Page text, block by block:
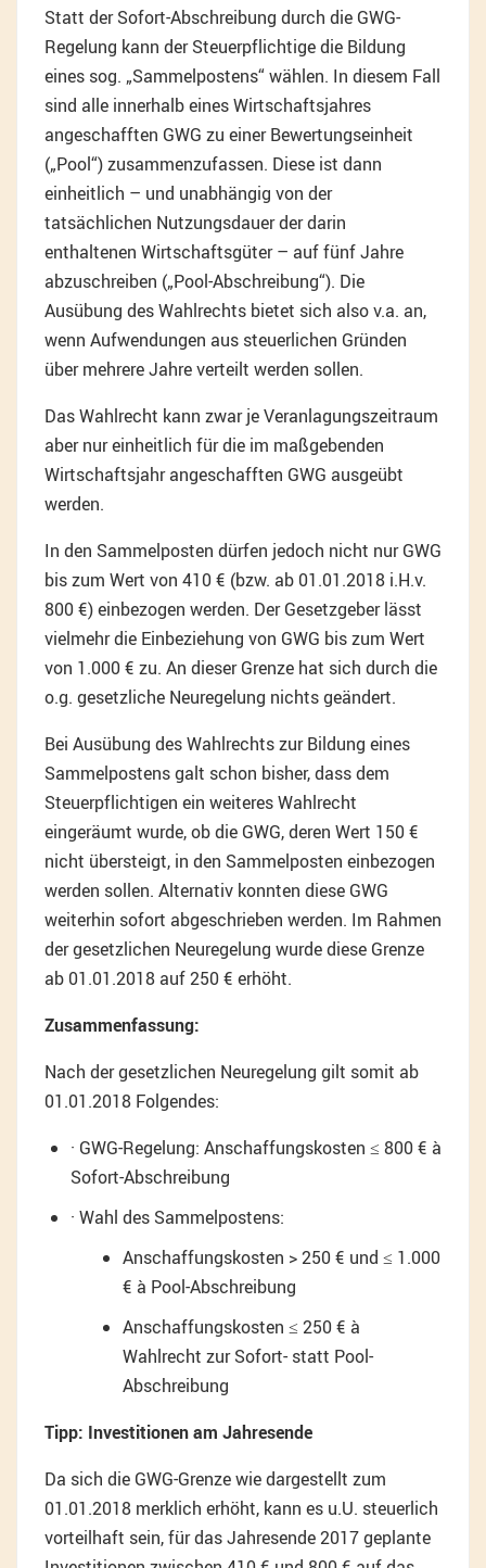
Statt der Sofort-Abschreibung durch die GWG-
Regelung kann der Steuerpflichtige die Bildung
eines sog. „Sammelpostens“ wählen. In diesem Fall
sind alle innerhalb eines Wirtschaftsjahres
angeschafften GWG zu einer Bewertungseinheit
(„Pool“) zusammenzufassen. Diese ist dann
einheitlich – und unabhängig von der
tatsächlichen Nutzungsdauer der darin
enthaltenen Wirtschaftsgüter – auf fünf Jahre
abzuschreiben („Pool-Abschreibung“). Die
Ausübung des Wahlrechts bietet sich also v.a. an,
wenn Aufwendungen aus steuerlichen Gründen
über mehrere Jahre verteilt werden sollen.
Das Wahlrecht kann zwar je Veranlagungszeitraum
aber nur einheitlich für die im maßgebenden
Wirtschaftsjahr angeschafften GWG ausgeübt
werden.
In den Sammelposten dürfen jedoch nicht nur GWG
bis zum Wert von 410 € (bzw. ab 01.01.2018 i.H.v.
800 €) einbezogen werden. Der Gesetzgeber lässt
vielmehr die Einbeziehung von GWG bis zum Wert
von 1.000 € zu. An dieser Grenze hat sich durch die
o.g. gesetzliche Neuregelung nichts geändert.
Bei Ausübung des Wahlrechts zur Bildung eines
Sammelpostens galt schon bisher, dass dem
Steuerpflichtigen ein weiteres Wahlrecht
eingeräumt wurde, ob die GWG, deren Wert 150 €
nicht übersteigt, in den Sammelposten einbezogen
werden sollen. Alternativ konnten diese GWG
weiterhin sofort abgeschrieben werden. Im Rahmen
der gesetzlichen Neuregelung wurde diese Grenze
ab 01.01.2018 auf 250 € erhöht.
Zusammenfassung:
Nach der gesetzlichen Neuregelung gilt somit ab
01.01.2018 Folgendes:
· GWG-Regelung: Anschaffungskosten ≤ 800 € à
Sofort-Abschreibung
· Wahl des Sammelpostens:
Anschaffungskosten > 250 € und ≤ 1.000
€ à Pool-Abschreibung
Anschaffungskosten ≤ 250 € à
Wahlrecht zur Sofort- statt Pool-
Abschreibung
Tipp: Investitionen am Jahresende
Da sich die GWG-Grenze wie dargestellt zum
01.01.2018 merklich erhöht, kann es u.U. steuerlich
vorteilhaft sein, für das Jahresende 2017 geplante